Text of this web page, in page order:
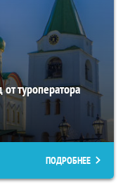
туроператора
ПОДРОБНЕЕ